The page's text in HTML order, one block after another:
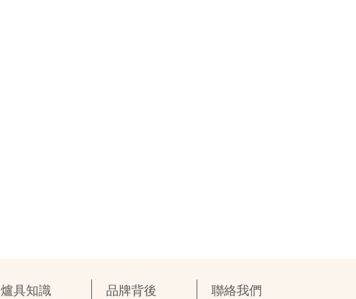
爐具知識 品牌背後 聯絡我們